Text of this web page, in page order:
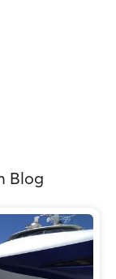
Blog